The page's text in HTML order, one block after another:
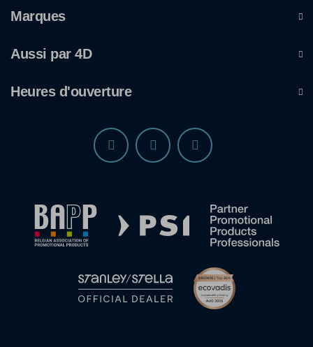
Marques
Aussi par 4D
Heures d'ouverture